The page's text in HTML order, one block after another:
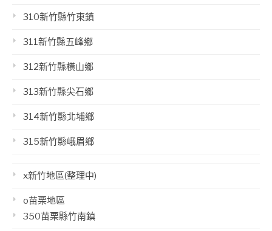
310新竹縣竹東鎮
311新竹縣五峰鄉
312新竹縣橫山鄉
313新竹縣尖石鄉
314新竹縣北埔鄉
315新竹縣峨眉鄉
x新竹地區(整理中)
o苗栗地區
350苗栗縣竹南鎮